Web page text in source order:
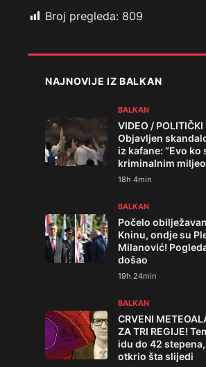
Broj pregleda: 809
NAJNOVIJE IZ BALKAN
BALKAN
VIDEO / POLITIČKI
Objavljen
iz kafane: “Evo ko
kriminalnim
18h 4min
BALKAN
Počelo
Kninu, ondje su
Milanović!
došao
19h 24min
BALKAN
CRVENI
ZA TRI REGIJE!
idu do 42
otkrio šta slijedi